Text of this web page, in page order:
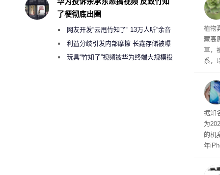
草
植物
藏高
草，
系，
的
突
据知
为
的机
年
了梗彻底出圈
网友开发“云甩竹知了” 13万人听“余音
绕梁”利益分歧引发内部摩擦 长鑫存储被曝
曾将华为驻场工程师驱逐出研发基地
玩具“竹知了”视频被华为终端大规模投